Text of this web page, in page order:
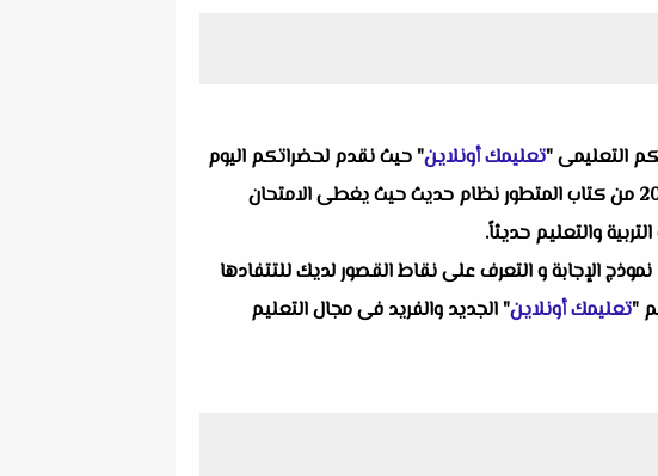
التعليمى "تعليمك أونلاين" حيث نقدم لحضراتكم اليوم
واحد من انفراداتنا التعليمية ألا وهو 6 امتحانات بالاجابات تاريخ للصف الثانى الثانوى الترم الثانى 2022 من كتاب المتطور نظام حديث حيث يغطى الامتحان
والتعليم حديثاً.
الإجابة و التعرف على نقاط القصور لديك للتتفادها
"تعليمك أونلاين" الجديد والفريد فى مجال التعليم